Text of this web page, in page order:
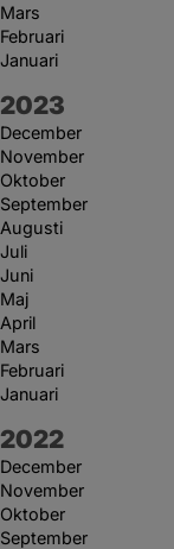
Mars
Februari
Januari
År:
2023
December
November
Oktober
September
Augusti
Juli
Juni
Maj
April
Mars
Februari
Januari
År:
2022
December
November
Oktober
September